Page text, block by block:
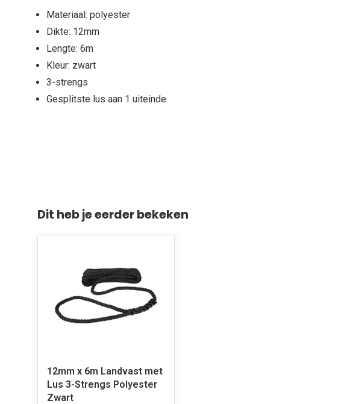
Materiaal: polyester
Dikte: 12mm
Lengte: 6m
Kleur: zwart
3-strengs
Gesplitste lus aan 1 uiteinde
Dit heb je eerder bekeken
12mm x 6m Landvast met
Lus 3-Strengs Polyester
Zwart